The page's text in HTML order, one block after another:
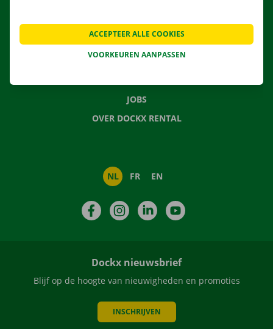
CONTACTEER ONS
VEELGESTELDE VRAGEN
NIEUWS
JOBS
OVER DOCKX RENTAL
NL FR EN
FacebookInstagramLinkedIn
Dockx nieuwsbrief
Blijf op de hoogte van nieuwigheden en promoties
INSCHRIJVEN
VOORKEUREN AANPASSEN
ACCEPTEER ALLE COOKIES